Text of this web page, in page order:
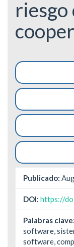
riesgo
Barra
lateral
del
artículo
Publicado:
DOI: https://
Palabras clave:
software,
software,